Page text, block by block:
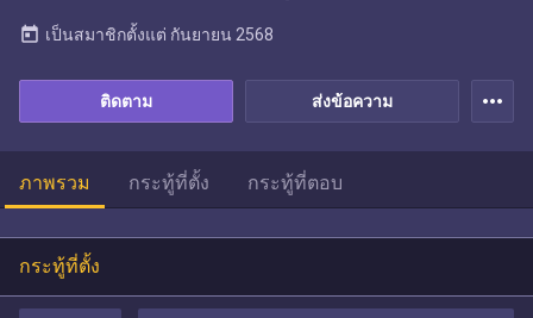
ส่งข้อความ
ติดตาม
today เป็นสมาชิกตั้งแต่ กันยายน 2568
more_horiz
ภาพรวม กระทู้ที่ตั้ง กระทู้ที่ตอบ
กระทู้ที่ตั้ง